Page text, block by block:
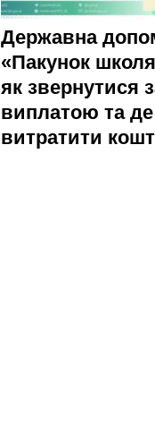
Державна
«Пакунок
як звернутися
виплатою та де
витратити